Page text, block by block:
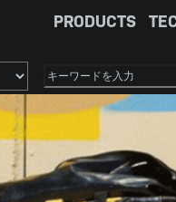
PRODUCTS